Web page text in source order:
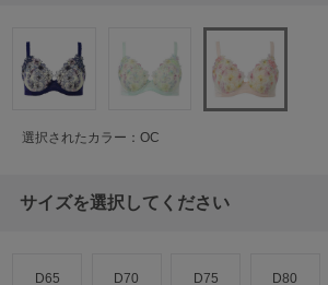
選択されたカラー：OC
サイズを選択してください
D65 D70 D75 D80